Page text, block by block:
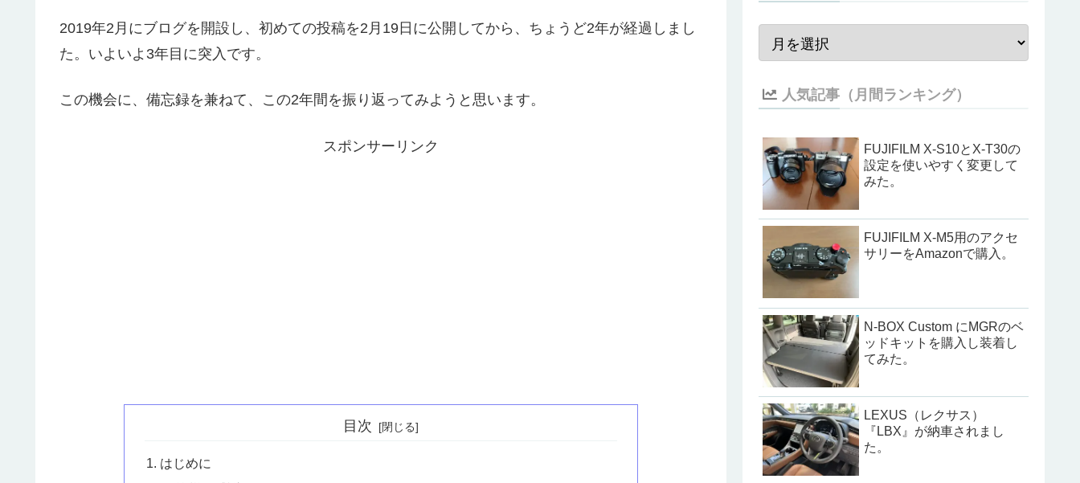
2019年2月にブログを開設し、初めての投稿を2月19日に公開してから、ちょうど2年が経過しまし
た。いよいよ3年目に突入です。
この機会に、備忘録を兼ねて、この2年間を振り返ってみようと思います。
スポンサーリンク
目次
はじめに
人気記事（月間ランキング）
FUJIFILM X-S10とX-T30の
設定を使いやすく変更して
みた。
FUJIFILM X-M5用のアクセ
サリーをAmazonで購入。
N-BOX Custom にMGRのベ
ッドキットを購入し装着し
てみた。
LEXUS（レクサス）
『LBX』が納車されまし
た。